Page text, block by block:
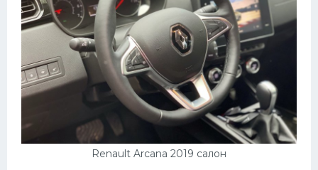
Renault Arcana 2019 салон